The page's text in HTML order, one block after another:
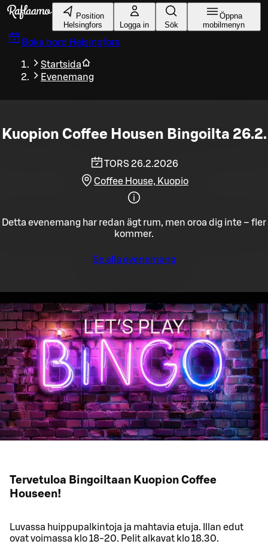
Gå till huvudinnehållet
Position
Helsingfors
Logga in Sök
Öppna
mobilmenyn
Boka bord Helsingfors
Startsida
Evenemang
Kuopion Coffee Housen Bingoilta 26.2.
TORS 26.2.2026
Coffee House, Kuopio
Detta evenemang har redan ägt rum, men oroa dig inte – fler
kommer.
Se alla evenemang
Tervetuloa Bingoiltaan Kuopion Coffee
Houseen!
Luvassa huippupalkintoja ja mahtavia etuja. Illan edut
ovat voimassa klo 18-20. Pelit alkavat klo 18.30.